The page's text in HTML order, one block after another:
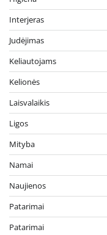
Interjeras
Judėjimas
Keliautojams
Kelionės
Laisvalaikis
Ligos
Mityba
Namai
Naujienos
Patarimai
Patarimai